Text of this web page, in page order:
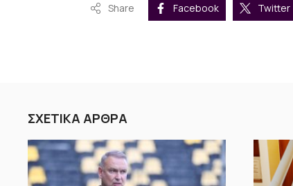
Share Facebook Twitter
ΣΧΕΤΙΚΑ ΑΡΘΡΑ